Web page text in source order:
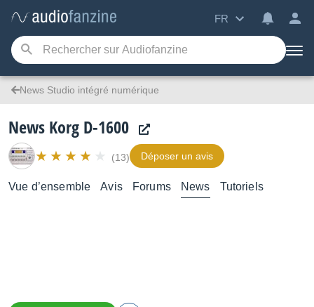
FR
News Studio intégré numérique
News Korg D-1600
(13) Déposer un avis
Vue d’ensemble Avis Forums News Tutoriels